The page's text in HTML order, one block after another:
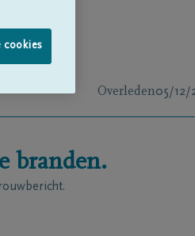
Overleden05/12/
branden.
cookies